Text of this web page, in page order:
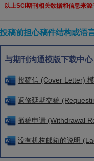
以上SCI期刊相关数据和信息来源
投稿前担心稿件结构或语
与期刊沟通模版下载中心
投稿信 (Cover Letter)
返修延期交稿
撤稿申请 (Withdrawal
没有机构邮箱的说明